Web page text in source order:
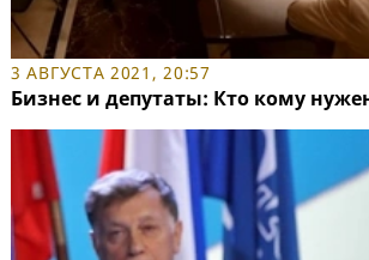
3 АВГУСТА 2021, 20:57
Бизнес и депутаты: Кто кому